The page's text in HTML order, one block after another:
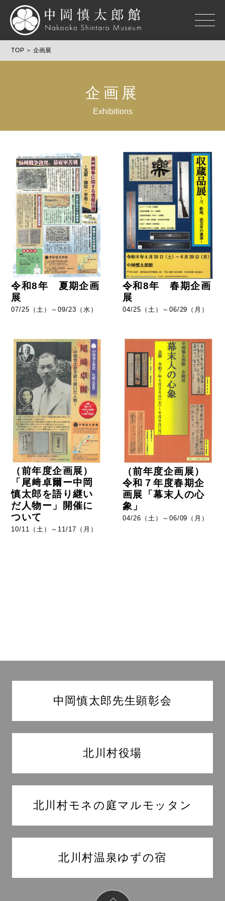
TOP 企画展
企画展
Exhibitions
令和8年 夏期企画
展
07/25（土）～09/23（水）
令和8年 春期企画
展
04/25（土）～06/29（月）
（前年度企画展）
「尾﨑卓爾ー中岡
慎太郎を語り継い
だ人物ー」開催に
ついて
10/11（土）～11/17（月）
（前年度企画展）
令和７年度春期企
画展「幕末人の心
象」
04/26（土）～06/09（月）
中岡慎太郎先生顕彰会
北川村役場
北川村モネの庭マルモッタン
北川村温泉ゆずの宿